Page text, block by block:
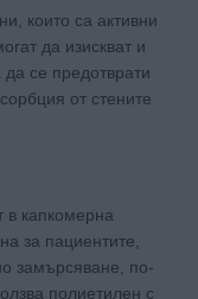
които са активни
да изискват и
се предотврати
от стените
в капкомерна
за пациентите,
замърсяване, по-
полиетилен с